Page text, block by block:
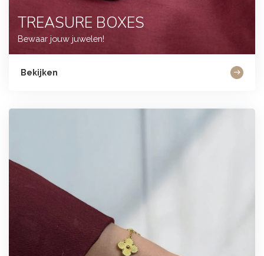
TREASURE BOXES
Bewaar jouw juwelen!
Bekijken